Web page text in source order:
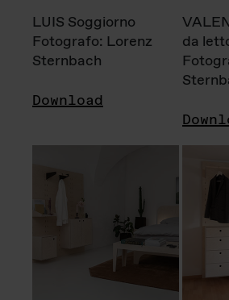
LUIS Soggiorno
Fotografo: Lorenz
Sternbach
Download
da